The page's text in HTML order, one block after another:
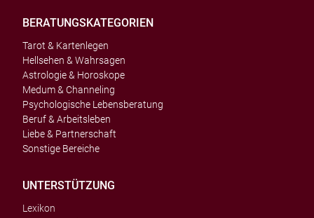
BERATUNGSKATEGORIEN
Tarot & Kartenlegen
Hellsehen & Wahrsagen
Astrologie & Horoskope
Medum & Channeling
Psychologische Lebensberatung
Beruf & Arbeitsleben
Liebe & Partnerschaft
Sonstige Bereiche
UNTERSTÜTZUNG
Lexikon